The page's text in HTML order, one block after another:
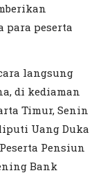
para peserta
langsung
di kediaman
Timur, Senin
Uang Duka
Pensiun
Bank